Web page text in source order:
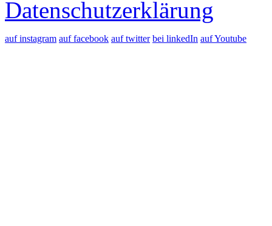
Datenschutzerklärung
auf instagram auf facebook auf twitter bei linkedIn auf Youtube